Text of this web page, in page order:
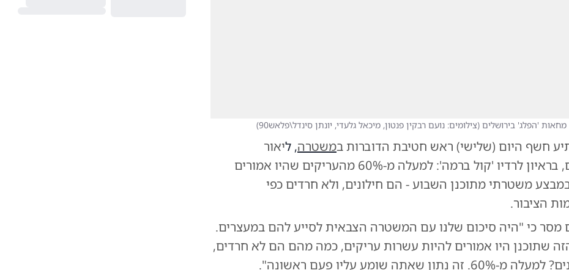
מחאות 'הפלג' בירושלים (צילומים: נועם רבקין פנטון, מיכאל גלעדי, יונתן סינדל\פלאש90 )
חשף היום (שלישי) ראש חטיבת הדוברות במשטרה, ליאור
אבודרהם, בראיון לרדיו 'קול ברמה': למעלה מ-60% מהעריקים שהיו אמורים
משטרתי מתוכנן השבוע - הם חילונים, ולא חרדים כפי
הציבור.
מסר כי "היה סיכום שלנו עם המשטרה הצבאית לסייע להם במעצרים.
שתוכנן היו אמורים להיות עשרות עריקים, כמה מהם הם לא חרדים,
זה נתון שאתה שומע עליו פעם ראשונה".